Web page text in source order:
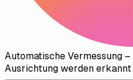
Automatische Vermessung –
Ausrichtung werden erkannt